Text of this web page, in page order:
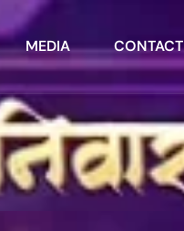
MEDIA CONTACT